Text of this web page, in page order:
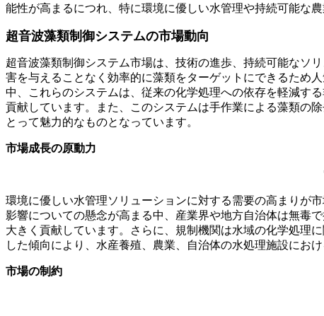
能性が高まるにつれ、特に環境に優しい水管理や持続可能な
超音波藻類制御システムの市場動向
超音波藻類制御システム市場は、技術の進歩、持続可能なソ
害を与えることなく効率的に藻類をターゲットにできるため
中、これらのシステムは、従来の化学処理への依存を軽減す
貢献しています。また、このシステムは手作業による藻類の
とって魅力的なものとなっています。
市場成長の原動力
環境に優しい水管理ソリューションに対する需要の高まりが
影響についての懸念が高まる中、産業界や地方自治体は無毒
大きく貢献しています。さらに、規制機関は水域の化学処理
した傾向により、水産養殖、農業、自治体の水処理施設にお
市場の制約